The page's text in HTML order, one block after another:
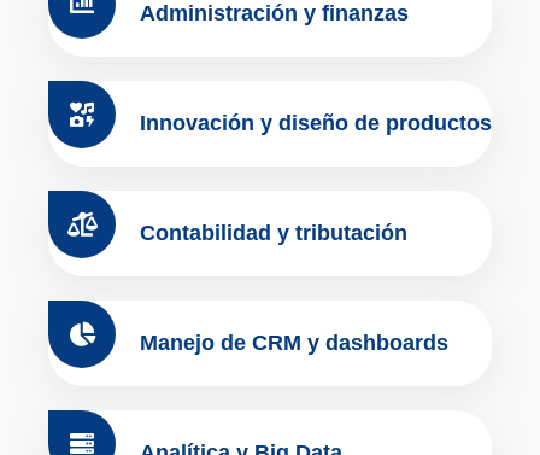
Administración y finanzas
Innovación y diseño de productos
Contabilidad y tributación
Manejo de CRM y dashboards